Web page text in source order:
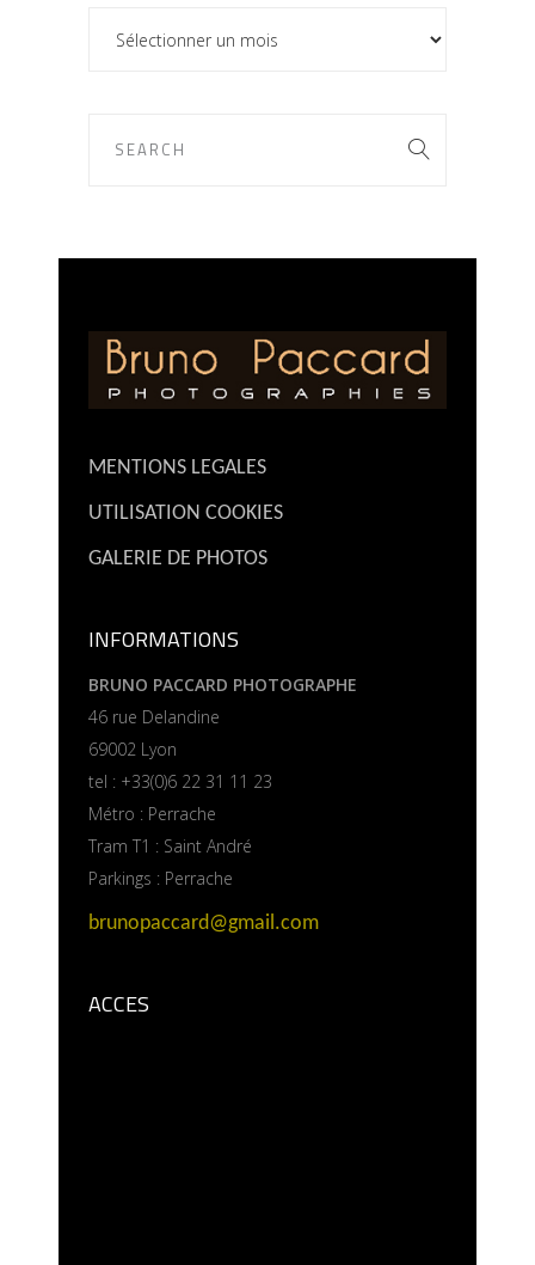
ARCHIVES
MENTIONS LEGALES
UTILISATION COOKIES
GALERIE DE PHOTOS
INFORMATIONS
BRUNO PACCARD PHOTOGRAPHE
46 rue Delandine
69002 Lyon
tel : +33(0)6 22 31 11 23
Métro : Perrache
Tram T1 : Saint André
Parkings : Perrache
brunopaccard@gmail.com
ACCES